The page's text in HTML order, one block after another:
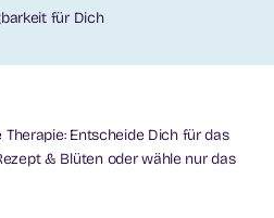
für Dich
Entscheide Dich für das
& Blüten oder wähle nur das